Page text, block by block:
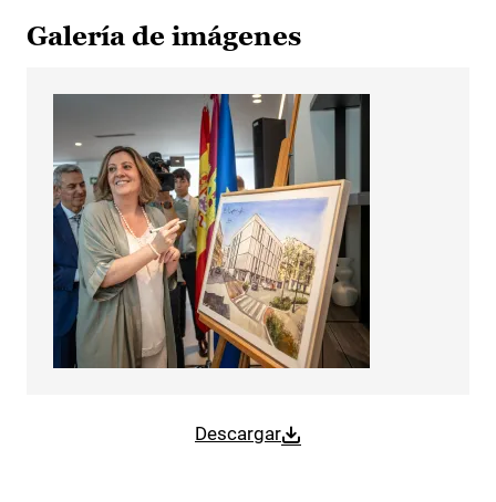
Galería de imágenes
Descargar